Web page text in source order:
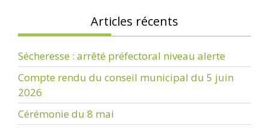
Articles récents
Sécheresse : arrêté préfectoral niveau alerte
Compte rendu du conseil municipal du 5 juin
2026
Cérémonie du 8 mai